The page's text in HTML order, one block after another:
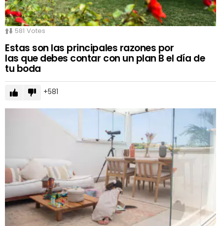
581 Votes
Estas son las principales razones por
las que debes contar con un plan B el día de
tu boda
581